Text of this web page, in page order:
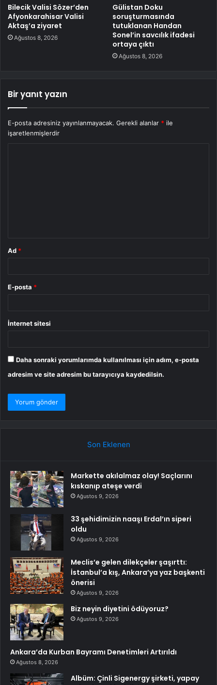
Bilecik Valisi Sözer’den
Afyonkarahisar Valisi
Aktaş’a ziyaret
Ağustos 8, 2026
Gülistan Doku
soruşturmasında
tutuklanan Handan
Sonel’in savcılık ifadesi
ortaya çıktı
Ağustos 8, 2026
Bir yanıt yazın
E-posta adresiniz yayınlanmayacak. Gerekli alanlar * ile
işaretlenmişlerdir
Ad *
E-posta *
İnternet sitesi
Daha sonraki yorumlarımda kullanılması için adım, e-posta
adresim ve site adresim bu tarayıcıya kaydedilsin.
Son Eklenen
Markette akılalmaz olay! Saçlarını
kıskanıp ateşe verdi
Ağustos 9, 2026
33 şehidimizin naaşı Erdal’ın siperi
oldu
Ağustos 9, 2026
Meclis’e gelen dilekçeler şaşırttı:
İstanbul’a kış, Ankara’ya yaz başkenti
önerisi
Ağustos 9, 2026
Biz neyin diyetini ödüyoruz?
Ağustos 9, 2026
Ankara’da Kurban Bayramı Denetimleri Artırıldı
Ağustos 8, 2026
Albüm: Çinli Sigenergy şirketi, yapay